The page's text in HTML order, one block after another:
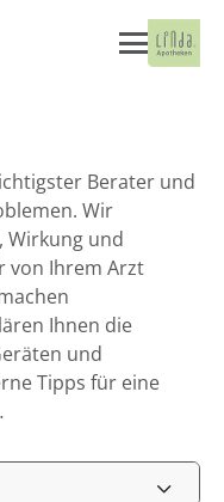
Berater und
Wir
Wirkung und
von Ihrem Arzt
Ihnen die
und
Tipps für eine